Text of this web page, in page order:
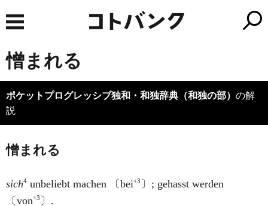
憎まれる
ポケットプログレッシブ独和・和独辞典（和独の部） の解
説
憎まれる
sich4 unbeliebt machen 〔bei+3 〕; gehasst werden
〔von+3 〕.